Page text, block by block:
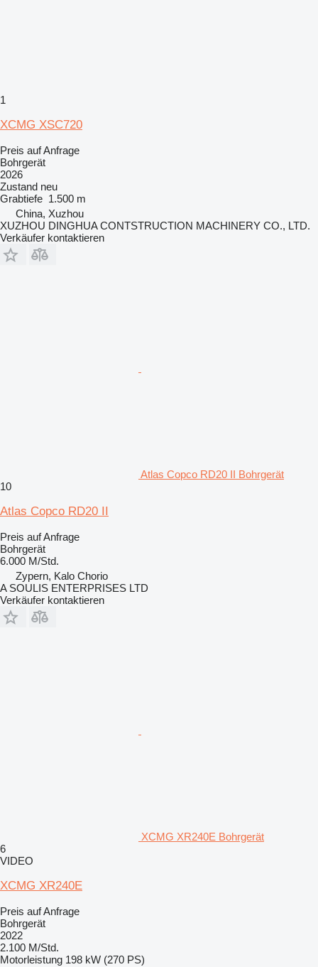
1
XCMG XSC720
Preis auf Anfrage
Bohrgerät
2026
Zustand neu
Grabtiefe 1.500 m
China, Xuzhou
XUZHOU DINGHUA CONTSTRUCTION MACHINERY CO., LTD.
Verkäufer kontaktieren
Atlas Copco RD20 II Bohrgerät
10
Atlas Copco RD20 II
Preis auf Anfrage
Bohrgerät
6.000 M/Std.
Zypern, Kalo Chorio
A SOULIS ENTERPRISES LTD
Verkäufer kontaktieren
XCMG XR240E Bohrgerät
6
VIDEO
XCMG XR240E
Preis auf Anfrage
Bohrgerät
2022
2.100 M/Std.
Motorleistung 198 kW (270 PS)